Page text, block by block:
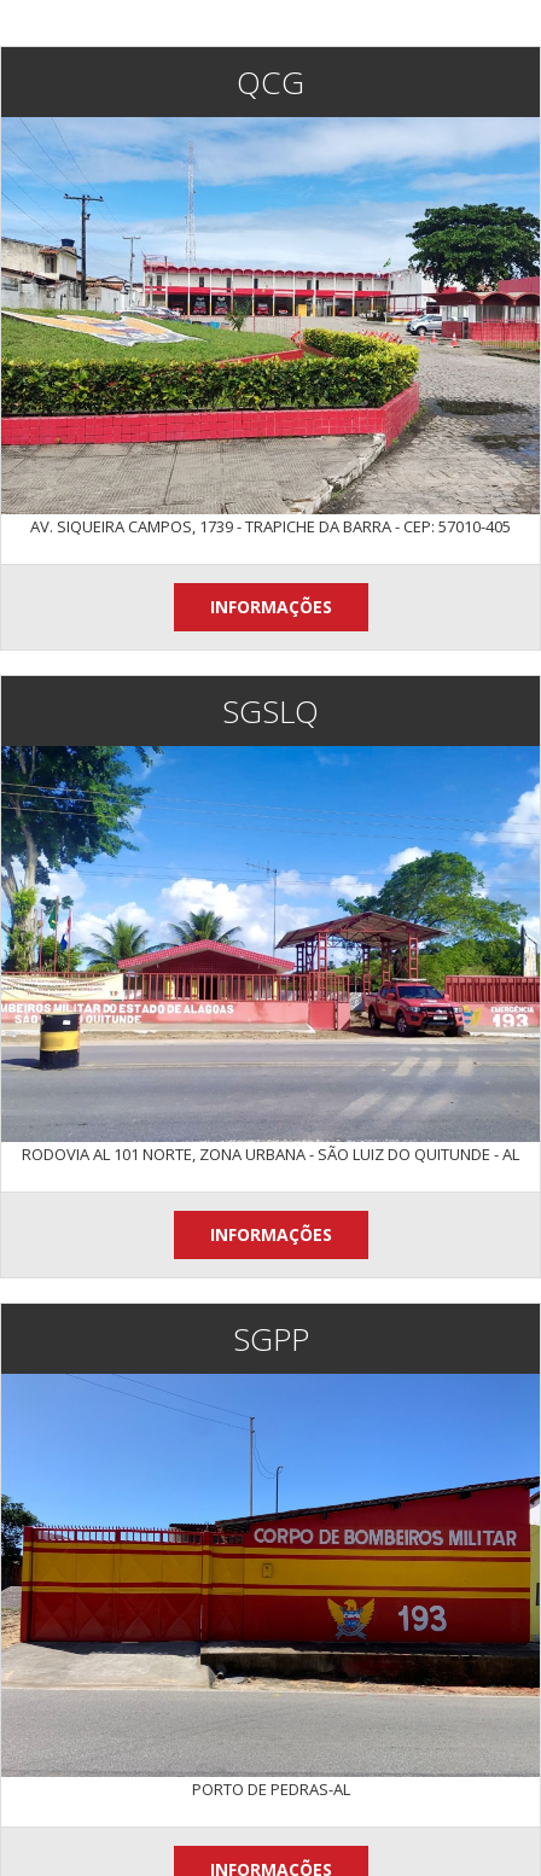
QCG
AV. SIQUEIRA CAMPOS, 1739 - TRAPICHE DA BARRA - CEP: 57010-405
INFORMAÇÕES
SGSLQ
RODOVIA AL 101 NORTE, ZONA URBANA - SÃO LUIZ DO QUITUNDE - AL
INFORMAÇÕES
SGPP
PORTO DE PEDRAS-AL
INFORMAÇÕES